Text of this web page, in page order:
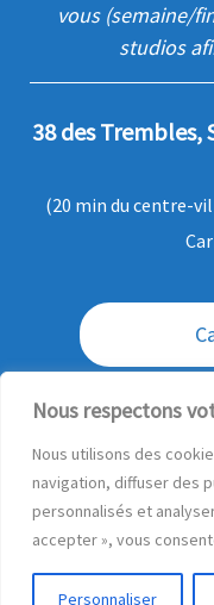
Nous respectons
Nous utilisons des
navigation, diffuser des
personnalisés et
accepter », vous
Personnaliser
vous (semaine/
studios
38 des Trembles,
(20 min du centre-
Envoi /
© 2026